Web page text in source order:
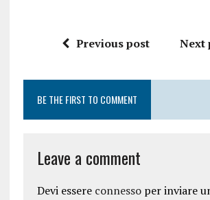
Previous post Next
BE THE FIRST TO COMMENT
Leave a comment
Devi essere connessoper inviare